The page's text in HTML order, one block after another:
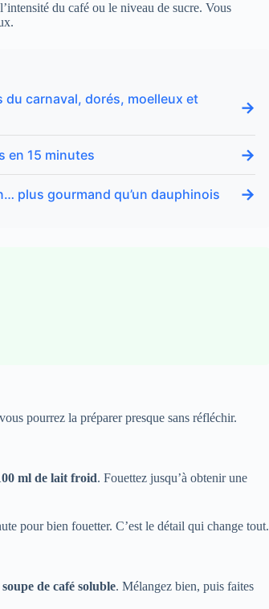
du café ou le niveau de sucre. Vous
du carnaval, dorés, moelleux et
→
en 15 minutes →
plus gourmand qu’un dauphinois →
pourrez la préparer presque sans réfléchir.
ml de lait froid. Fouettez jusqu’à obtenir une
pour bien fouetter. C’est le détail qui change tout.
de café soluble. Mélangez bien, puis faites